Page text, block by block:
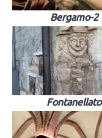
Bergamo-2
Fontanellato